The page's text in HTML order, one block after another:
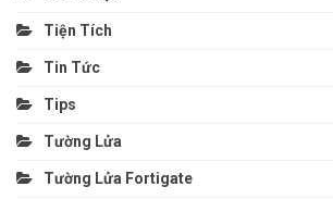
Tiện Tích
Tin Tức
Tips
Tường Lửa
Tường Lửa Fortigate